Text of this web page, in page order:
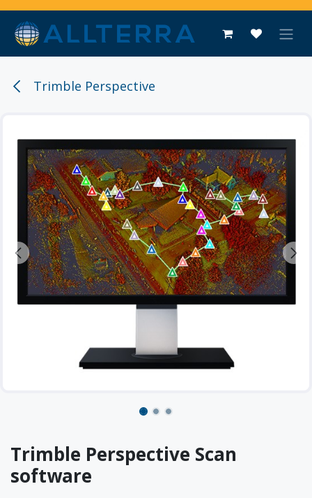
Overslaan naar inhoud
Trimble Perspective
Trimble Perspective Scan
software